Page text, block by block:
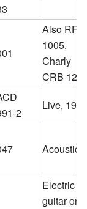
Also RFR
1005,
Charly
CRB
2
Live,
Acoustic
Electric
guitar on